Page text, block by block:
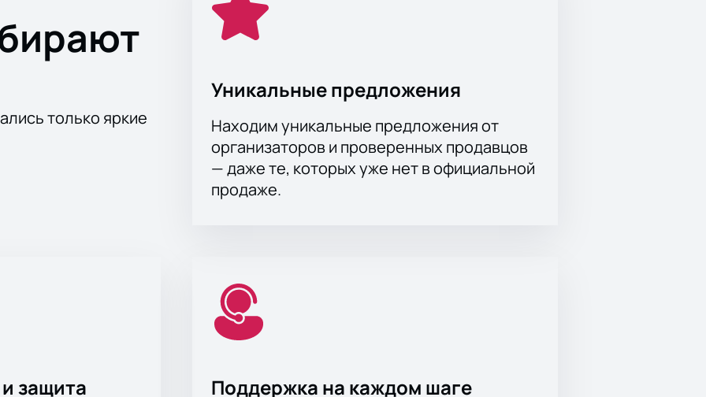
только яркие
Уникальные предложения
Находим уникальные предложения от
организаторов и проверенных продавцов
— даже те, которых уже нет в официальной
продаже.
защита Поддержка на каждом шаге